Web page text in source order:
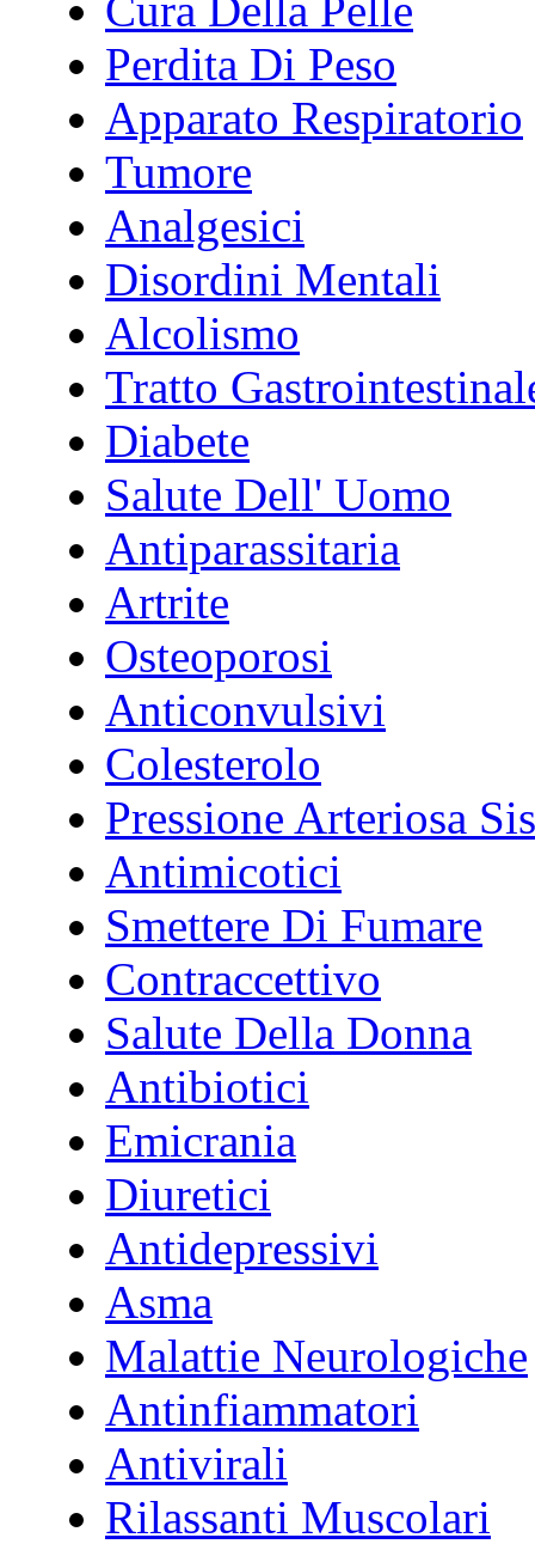
Perdita Di Peso
Apparato Respiratorio
Tumore
Analgesici
Disordini Mentali
Alcolismo
Tratto
Diabete
Salute Dell' Uomo
Antiparassitaria
Artrite
Osteoporosi
Anticonvulsivi
Colesterolo
Pressione Arteriosa
Antimicotici
Smettere Di Fumare
Contraccettivo
Salute Della Donna
Antibiotici
Emicrania
Diuretici
Antidepressivi
Asma
Malattie Neurologiche
Antinfiammatori
Antivirali
Rilassanti Muscolari